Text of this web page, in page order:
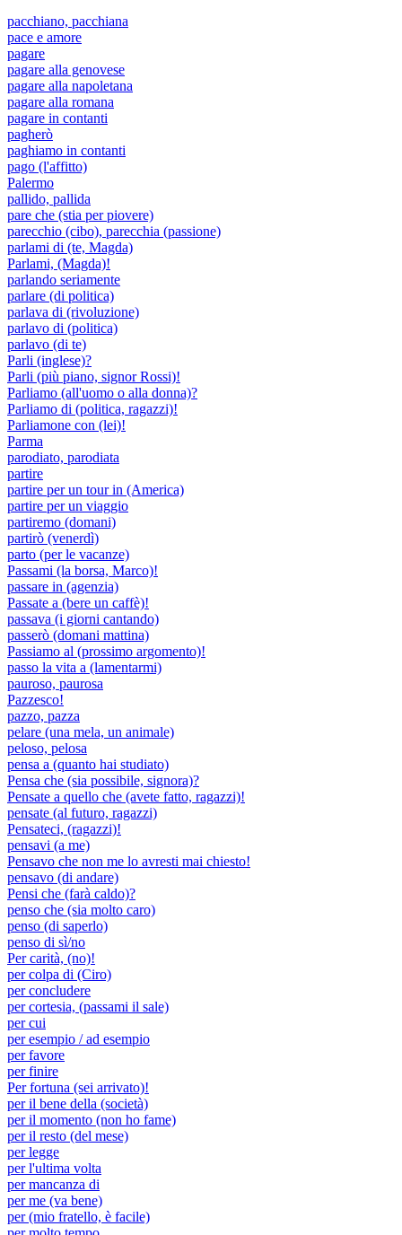
pacchiano, pacchiana
pace e amore
pagare
pagare alla genovese
pagare alla napoletana
pagare alla romana
pagare in contanti
pagherò
paghiamo in contanti
pago (l'affitto)
Palermo
pallido, pallida
pare che (stia per piovere)
parecchio (cibo), parecchia (passione)
parlami di (te, Magda)
Parlami, (Magda)!
parlando seriamente
parlare (di politica)
parlava di (rivoluzione)
parlavo di (politica)
parlavo (di te)
Parli (inglese)?
Parli (più piano, signor Rossi)!
Parliamo (all'uomo o alla donna)?
Parliamo di (politica, ragazzi)!
Parliamone con (lei)!
Parma
parodiato, parodiata
partire
partire per un tour in (America)
partire per un viaggio
partiremo (domani)
partirò (venerdì)
parto (per le vacanze)
Passami (la borsa, Marco)!
passare in (agenzia)
Passate a (bere un caffè)!
passava (i giorni cantando)
passerò (domani mattina)
Passiamo al (prossimo argomento)!
passo la vita a (lamentarmi)
pauroso, paurosa
Pazzesco!
pazzo, pazza
pelare (una mela, un animale)
peloso, pelosa
pensa a (quanto hai studiato)
Pensa che (sia possibile, signora)?
Pensate a quello che (avete fatto, ragazzi)!
pensate (al futuro, ragazzi)
Pensateci, (ragazzi)!
pensavi (a me)
Pensavo che non me lo avresti mai chiesto!
pensavo (di andare)
Pensi che (farà caldo)?
penso che (sia molto caro)
penso (di saperlo)
penso di sì/no
Per carità, (no)!
per colpa di (Ciro)
per concludere
per cortesia, (passami il sale)
per cui
per esempio / ad esempio
per favore
per finire
Per fortuna (sei arrivato)!
per il bene della (società)
per il momento (non ho fame)
per il resto (del mese)
per legge
per l'ultima volta
per mancanza di
per me (va bene)
per (mio fratello, è facile)